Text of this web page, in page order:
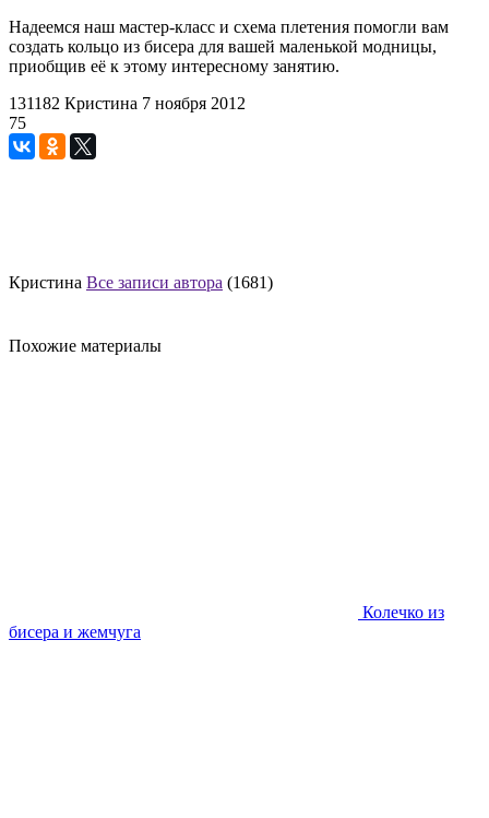
Надеемся наш мастер-класс и схема плетения помогли вам
создать кольцо из бисера для вашей маленькой модницы,
приобщив её к этому интересному занятию.
131182 Кристина 7 ноября 2012
75
Кристина Все записи автора (1681)
Похожие материалы
Колечко из
бисера и жемчуга